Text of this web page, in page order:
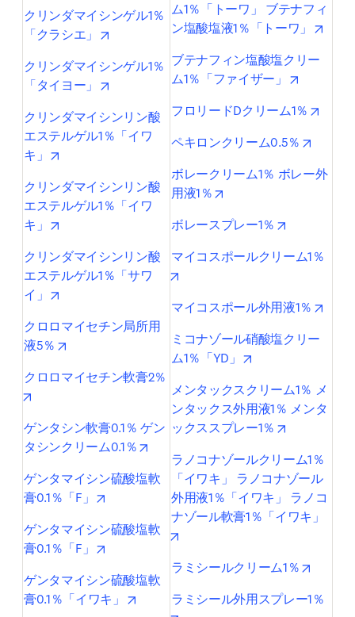
クリンダマイシンゲル1％
「クラシエ」
opens in new tab/window
クリンダマイシンゲル1％
「タイヨー」
opens in new tab/window
クリンダマイシンリン酸
エステルゲル1％「イワ
キ」
クリンダマイシンリン酸
エステルゲル1％「イワ
キ」
opens in new tab/window
クリンダマイシンリン酸
エステルゲル1％「サワ
イ」
クロロマイセチン局所用
液5％
opens in new tab/window
クロロマイセチン軟膏2％
ゲンタシン軟膏0.1％ ゲン
タシンクリーム0.1％
ゲンタマイシン硫酸塩軟
膏0.1％「F」
opens in new tab/window
ゲンタマイシン硫酸塩軟
膏0.1％「F」
ゲンタマイシン硫酸塩軟
膏0.1％「イワキ」
opens in new tab/window
ム1％「トーワ」 ブテナフィ
ン塩酸塩液1％「トーワ」
ブテナフィン塩酸塩クリー
ム1％「ファイザー」
フロリードDクリーム1％
ペキロンクリーム0.5％
ボレークリーム1％ ボレー外
用液1％
ボレースプレー1％
マイコスポールクリーム1％
マイコスポール外用液1％
ミコナゾール硝酸塩クリー
ム1％「YD」
メンタックスクリーム1％ メ
ンタックス外用液1％ メンタ
ックススプレー1％
ラノコナゾールクリーム1％
「イワキ」 ラノコナゾール
外用液1％「イワキ」 ラノコ
ナゾール軟膏1％「イワキ」
ラミシールクリーム1％
ラミシール外用スプレー1％